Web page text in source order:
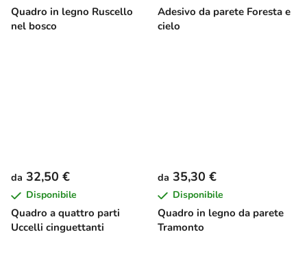
Quadro in legno Ruscello
nel bosco
Adesivo da parete Foresta e
cielo
Quadro a quattro parti
Uccelli cinguettanti
da 32,50 €
Disponibile
Quadro in legno da parete
Tramonto
da 35,30 €
Disponibile